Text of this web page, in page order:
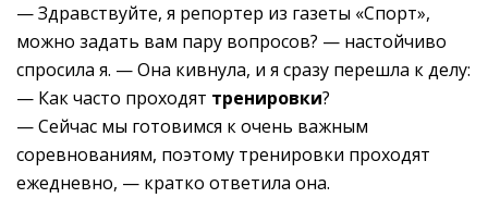
— Здравствуйте, я репортер из газеты «Спорт»,
можно задать вам пару вопросов? — настойчиво
спросила я. — Она кивнула, и я сразу перешла к делу:
— Как часто проходят тренировки?
— Сейчас мы готовимся к очень важным
соревнованиям, поэтому тренировки проходят
ежедневно, — кратко ответила она.